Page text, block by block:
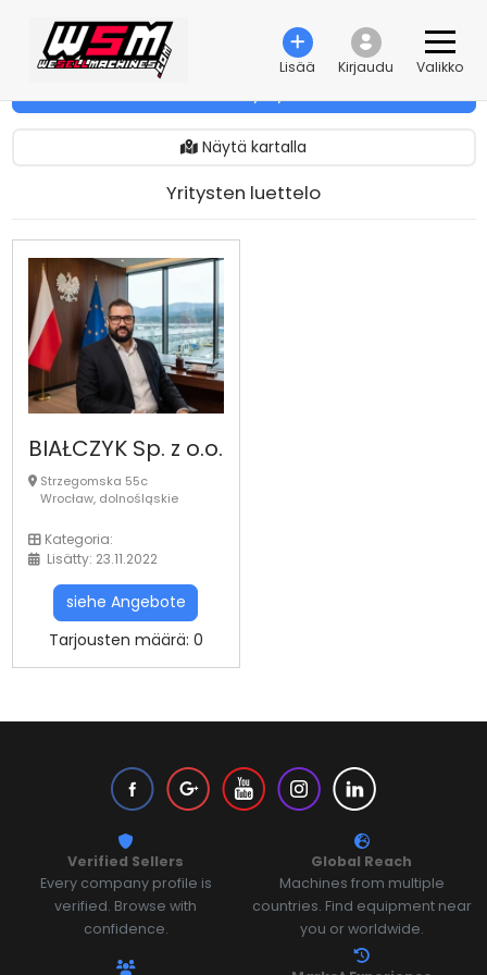
Lisää Kirjaudu Valikko
Näytä kartalla
Yritysten luettelo
BIAŁCZYK Sp. z o.o.
Strzegomska 55c
Wrocław, dolnośląskie
Kategoria:
Lisätty: 23.11.2022
siehe Angebote
Tarjousten määrä: 0
Verified Sellers
Every company profile is
verified. Browse with
confidence.
Global Reach
Machines from multiple
countries. Find equipment near
you or worldwide.